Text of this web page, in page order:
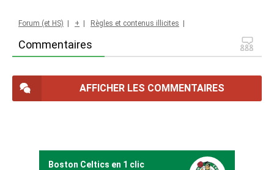
Commentaires
Forum (et HS) | + | Règles et contenus illicites |
AFFICHER LES COMMENTAIRES
Boston Celtics en 1 clic